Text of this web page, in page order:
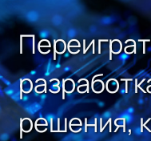
решения,